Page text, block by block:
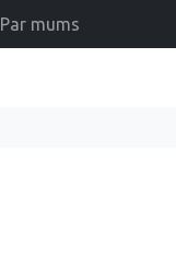
Par mums